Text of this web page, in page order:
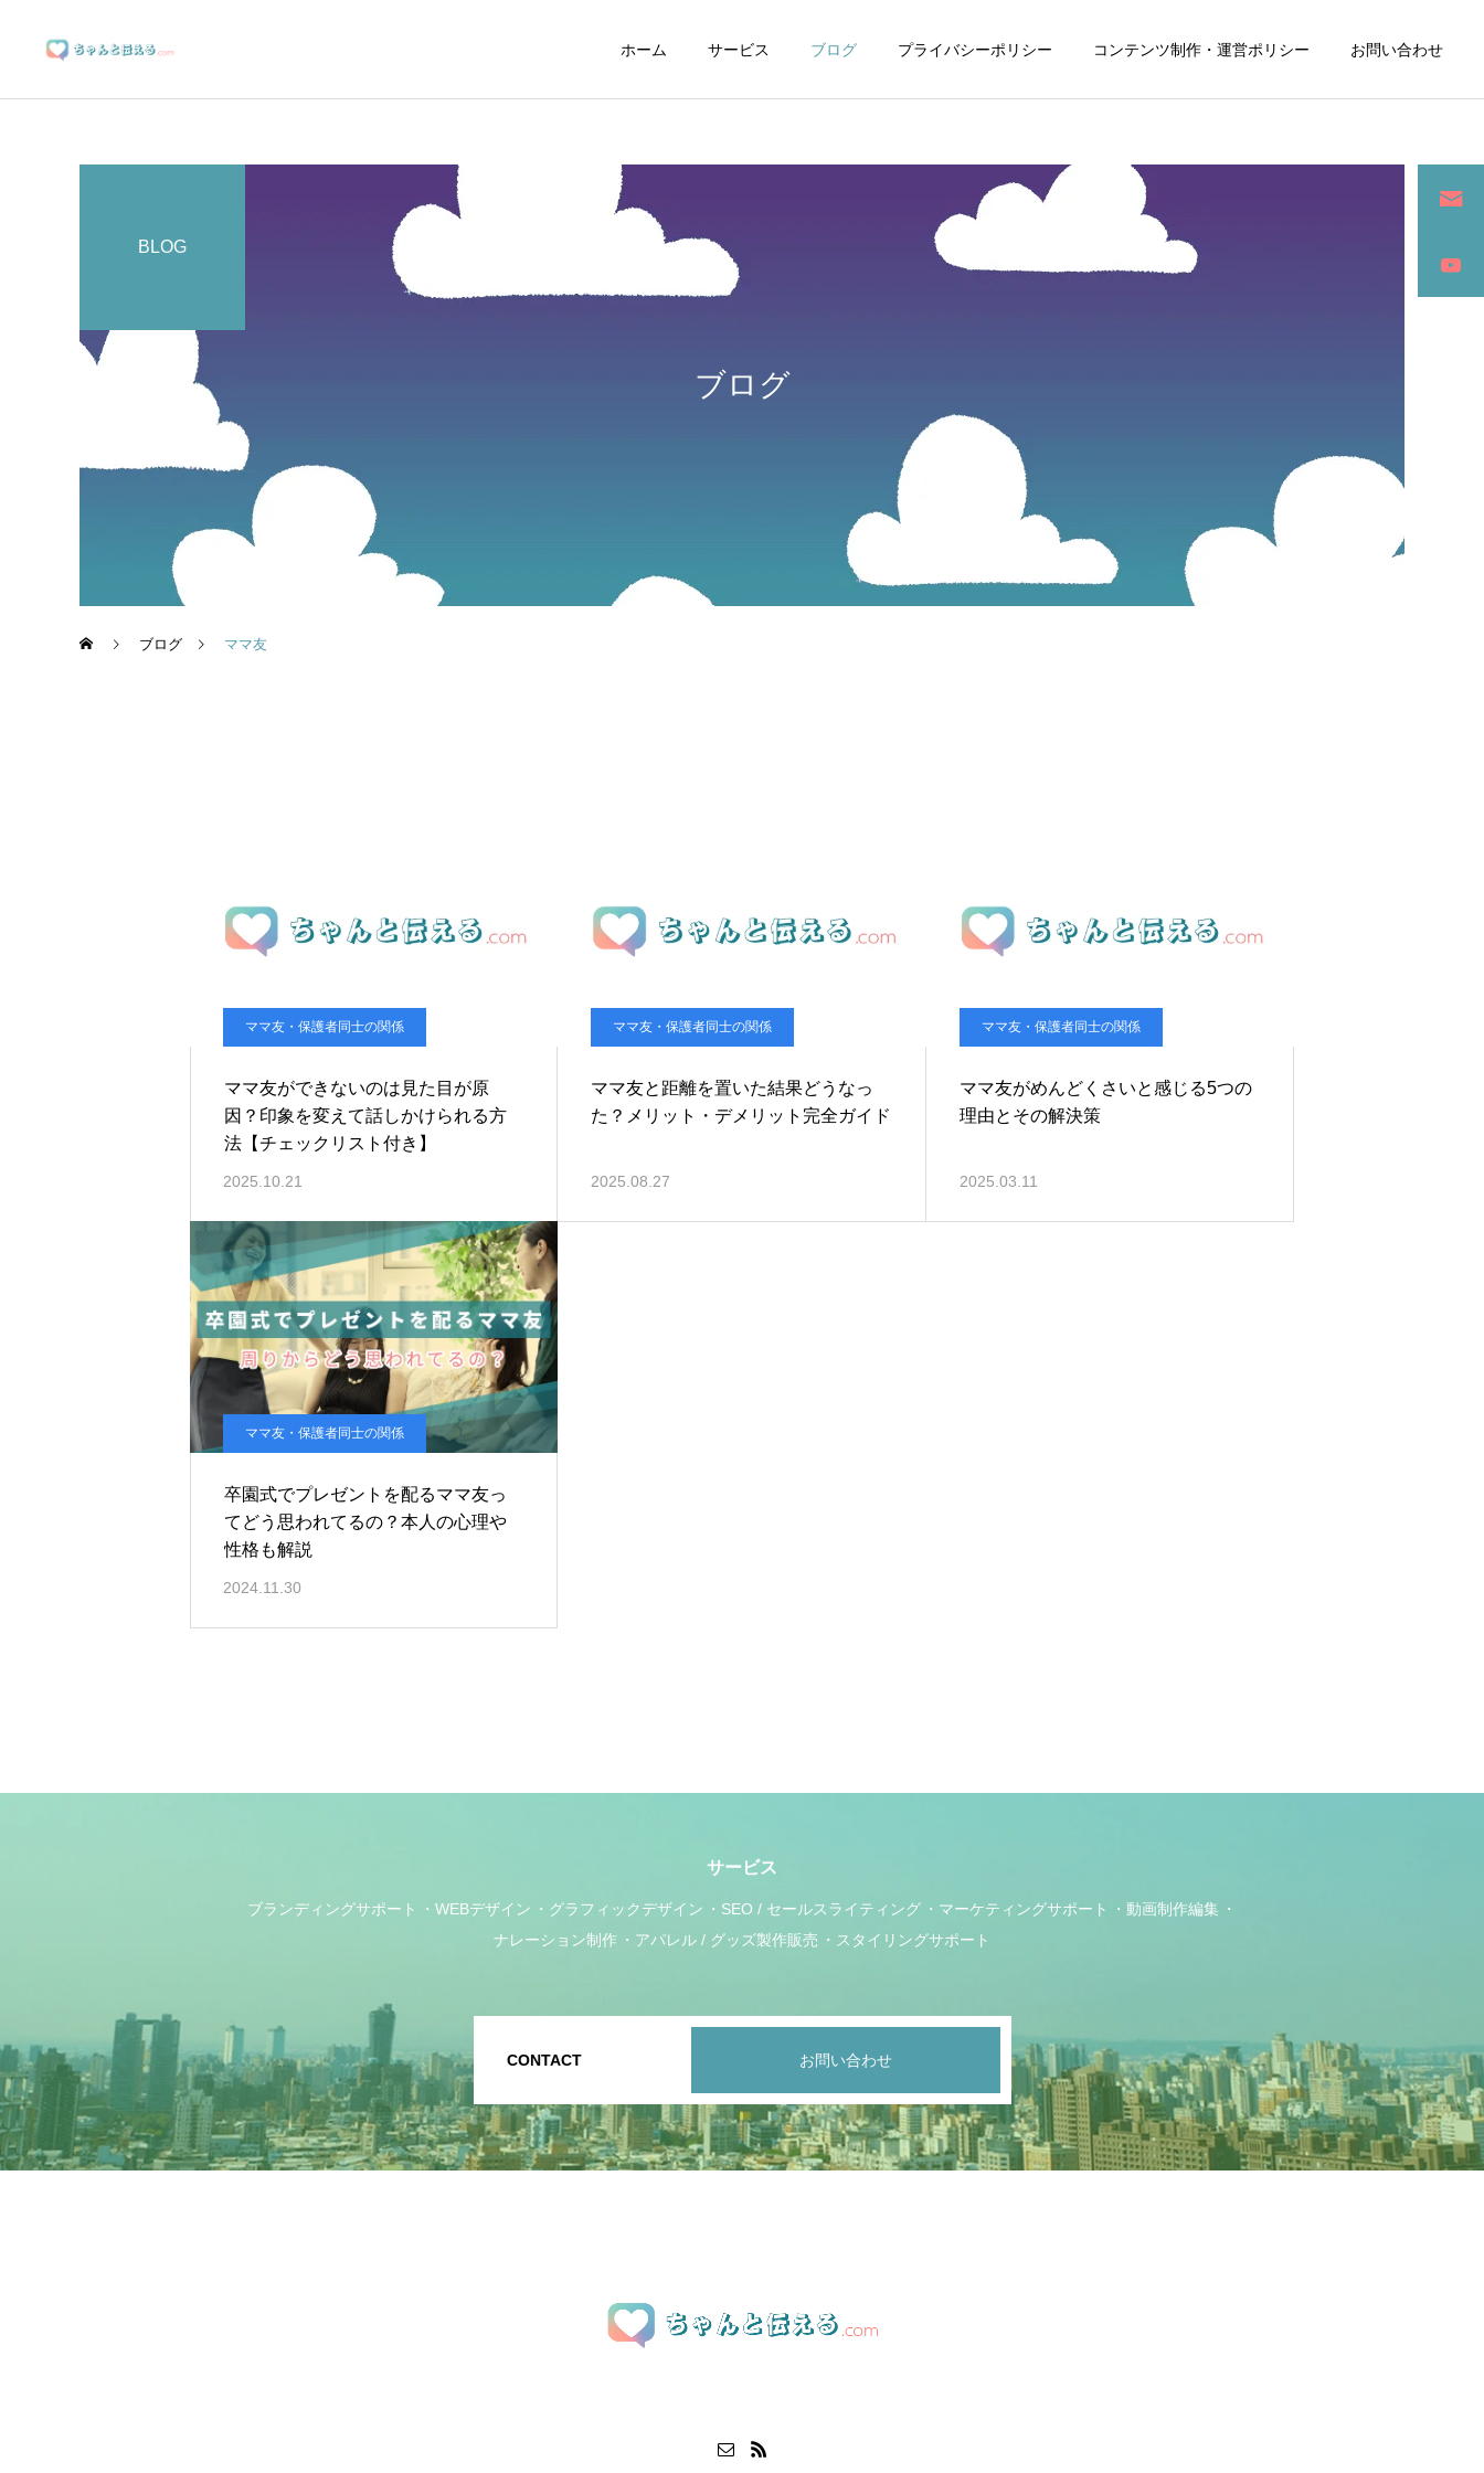
ホーム サービス ブログ プライバシーポリシー コンテンツ制作・運営ポリシー お問い合わせ
詳細を見る
ブランディングサポート グラフィックデザイン SEO / セールスライティング
ブログ
BLOG
ブログ ママ友
ママ友・保護者同士の関係
ママ友ができないのは見た目が原
因？印象を変えて話しかけられる方
法【チェックリスト付き】
2025.10.21
ママ友・保護者同士の関係
ママ友と距離を置いた結果どうなっ
た？メリット・デメリット完全ガイド
2025.08.27
ママ友・保護者同士の関係
ママ友がめんどくさいと感じる5つの
理由とその解決策
2025.03.11
ママ友・保護者同士の関係
卒園式でプレゼントを配るママ友っ
てどう思われてるの？本人の心理や
性格も解説
2024.11.30
サービス
ブランディングサポート WEBデザイン グラフィックデザイン SEO / セールスライティング マーケティングサポート
動画制作編集
ナレーション制作
アパレル / グッズ製作販売 スタイリングサポート
CONTACT お問い合わせ